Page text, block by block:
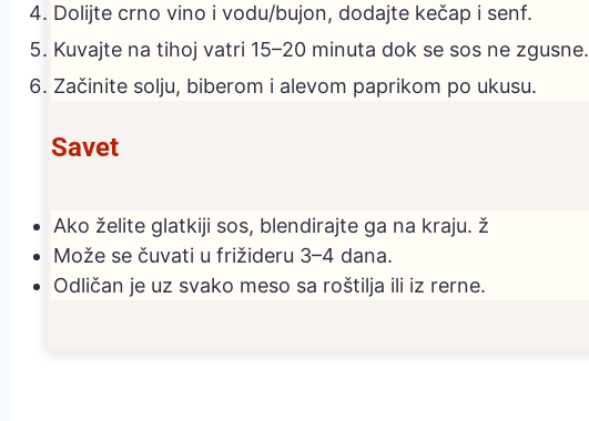
Dolijte crno vino i vodu/bujon, dodajte kečap i senf.
Kuvajte na tihoj vatri 15–20 minuta dok se sos ne zgusne.
Začinite solju, biberom i alevom paprikom po ukusu.
Savet
Ako želite glatkiji sos, blendirajte ga na kraju. ž
Može se čuvati u frižideru 3–4 dana.
Odličan je uz svako meso sa roštilja ili iz rerne.